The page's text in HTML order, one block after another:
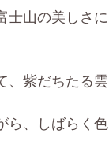
士山の美しさに
、紫だちたる雲
ら、しばらく色